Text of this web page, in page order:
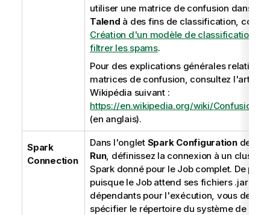
utiliser une matrice de confusion dans un
Talend à des fins de classification,
Création d'un modèle de classification
filtrer les spams.
Pour des explications générales relatives
matrices de confusion, consultez l'article
Wikipédia suivant :
https://en.wikipedia.org/wiki/
(en anglais).
Spark
Connection
Dans l'onglet Spark Configurationde la
Run, définissez la connexion à un cluster
Spark donné pour le Job complet. De plus,
puisque le Job attend ses fichiers .jar
dépendants pour l'exécution, vous devez
spécifier le répertoire du système de